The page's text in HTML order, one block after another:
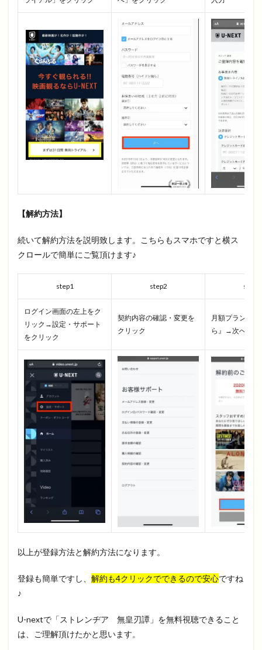
【解約方法】
続いて解約方法を説明致します。こちらもスマホですと横ス
クロールで簡単にご覧頂けます♪
step1 step2 step3
ログイン画面の左上をク
リック→設定・サポート
をクリック
契約内容の確認・変更を
クリック
月額プラン『
ら』→次へをク
以上が登録方法と解約方法になります。
登録も簡単ですし、 解約も4クリックでできるので安心ですね
♪
U-nextで「ストレンヂア 無皇刃譚」を無料視聴できること
は、ご理解頂けたかと思います。